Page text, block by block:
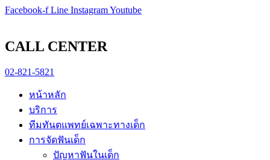
Skip
Facebook-f Line InstagramYoutube
CALL CENTER
02-821-5821
หน้าหลัก
บริการ
ทีมทันตแพทย์เฉพาะทางเด็ก
การจัดฟันเด็ก
ปัญหาฟันในเด็ก